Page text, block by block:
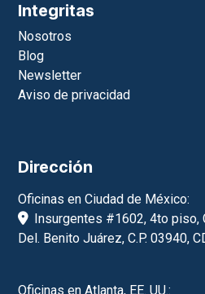
Integritas
Nosotros
Blog
Newsletter
Aviso de privacidad
Dirección
Oficinas en Ciudad de México:
Insurgentes #1602, 4to piso,
Del. Benito Juárez, C.P. 03940,
Oficinas en Atlanta, EE. UU.: